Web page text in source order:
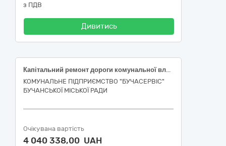
з ПДВ
Дивитись
Капітальний ремонт дороги комунальної власності по вул. Інститутська в м. Буча Київської області
КОМУНАЛЬНЕ ПІДПРИЄМСТВО "БУЧАСЕРВІС"
БУЧАНСЬКОЇ МІСЬКОЇ РАДИ
Очікувана вартість
4 040 338,00 UAH